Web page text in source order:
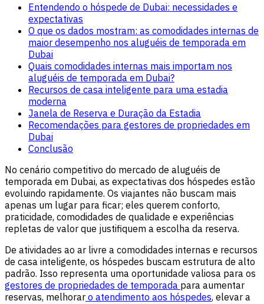
Entendendo o hóspede de Dubai: necessidades e
expectativas
O que os dados mostram: as comodidades internas de
maior desempenho nos aluguéis de temporada em
Dubai
Quais comodidades internas mais importam nos
aluguéis de temporada em Dubai?
Recursos de casa inteligente para uma estadia
moderna
Janela de Reserva e Duração da Estadia
Recomendações para gestores de propriedades em
Dubai
Conclusão
No cenário competitivo do mercado de aluguéis de
temporada em Dubai, as expectativas dos hóspedes estão
evoluindo rapidamente. Os viajantes não buscam mais
apenas um lugar para ficar; eles querem conforto,
praticidade, comodidades de qualidade e experiências
repletas de valor que justifiquem a escolha da reserva.
De atividades ao ar livre a comodidades internas e recursos
de casa inteligente, os hóspedes buscam estrutura de alto
padrão. Isso representa uma oportunidade valiosa para os
gestores de propriedades de temporada para aumentar
reservas, melhorar o atendimento aos hóspedes, elevar a